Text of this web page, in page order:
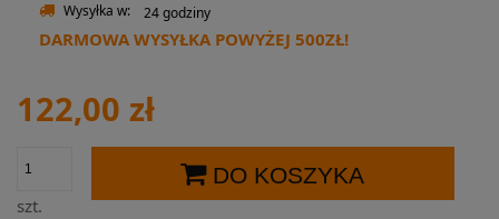
Wysyłka w: 24 godziny
DARMOWA WYSYŁKA POWYŻEJ 500ZŁ!
122,00 zł
szt.
DO KOSZYKA